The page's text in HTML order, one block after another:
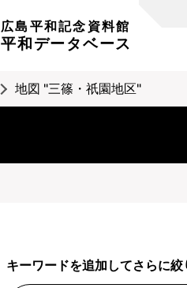
広島平和記念資料館
平和データベース
地図 "三篠・祇園地区"
キーワードを追加してさらに絞